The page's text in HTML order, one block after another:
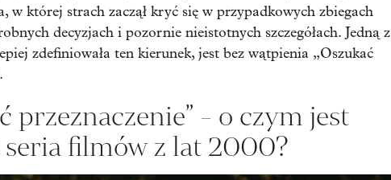
w której strach zaczął kryć się w przypadkowych zbiegach
decyzjach i pozornie nieistotnych szczegółach. Jedną z
zdefiniowała ten kierunek, jest bez wątpienia „Oszukać
.
przeznaczenie” - o czym jest
filmów z lat 2000?